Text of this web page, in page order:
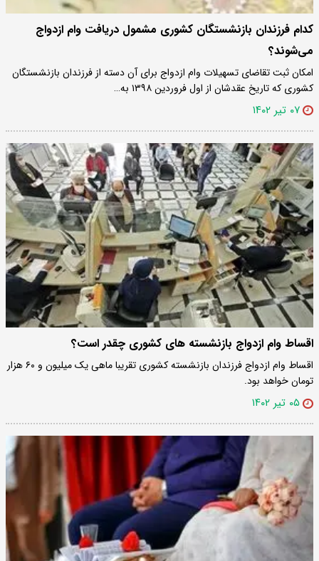
کدام فرزندان بازنشستگان کشوری مشمول دریافت وام ازدواج
می‌شوند؟
امکان ثبت تقاضای تسهیلات وام ازدواج برای آن دسته از فرزندان بازنشستگان
کشوری که تاریخ عقدشان از اول فروردین ۱۳۹۸ به…
۰۷ تیر ۱۴۰۲
اقساط وام ازدواج بازنشسته های کشوری چقدر است؟
اقساط وام ازدواج فرزندان بازنشسته کشوری تقریبا ماهی یک میلیون و ۶۰ هزار
تومان خواهد بود.
۰۵ تیر ۱۴۰۲